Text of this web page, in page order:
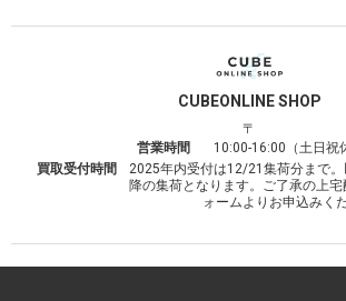
CUBEONLINE SHOP
〒
営業時間
10:00-16:00（土日祝
買取受付時間
2025年内受付は12/21集荷分まで
降の集荷となります。ご了承の上
ォームよりお申込みく